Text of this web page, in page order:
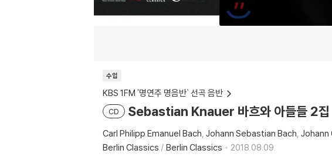
수입
KBS 1FM '명연주 명음반` 선곡 음반
CD Sebastian Knauer 바흐와 아들들 2
Carl Philipp Emanuel Bach Johann Sebastian Bach Johann
Berlin Classics / Berlin Classics
2018.08.09.